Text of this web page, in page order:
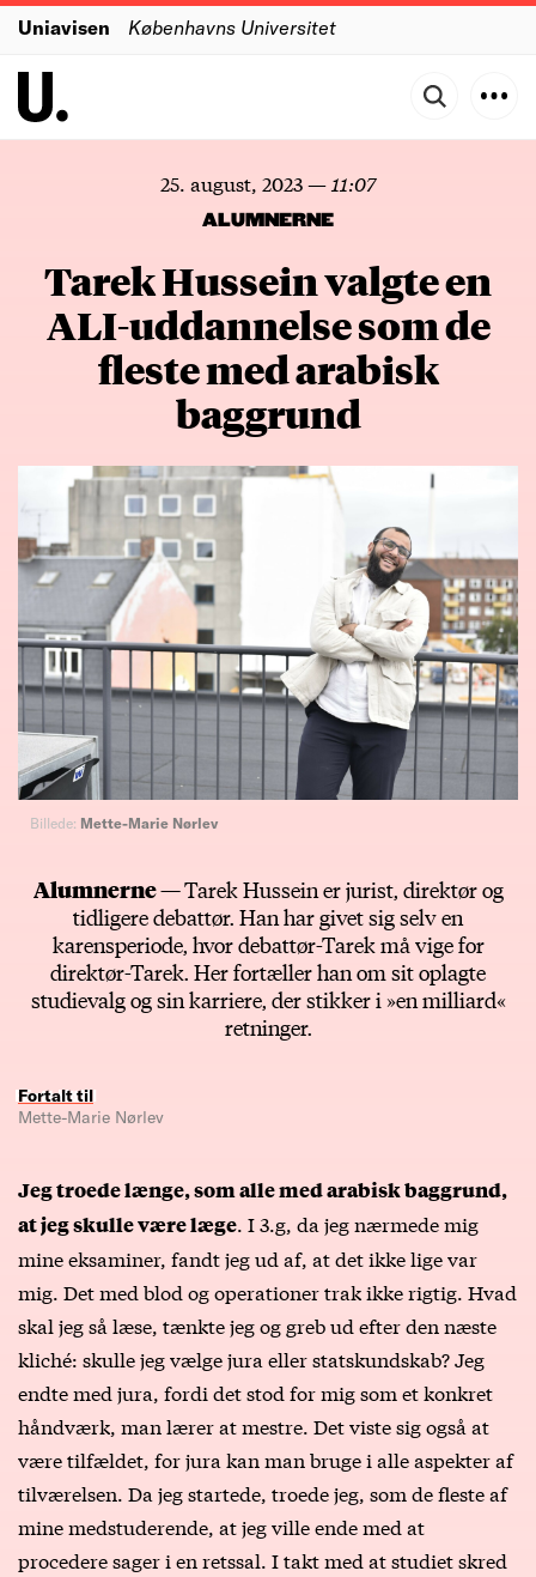
Uniavisen Københavns Universitet
25. august, 2023— 11:07
ALUMNERNE
Tarek Hussein valgte en
ALI-uddannelse som de
fleste med arabisk
baggrund
Billede: Mette-Marie Nørlev
Alumnerne —Tarek Hussein er jurist, direktør og
tidligere debattør. Han har givet sig selv en
karensperiode, hvor debattør-Tarek må vige for
direktør-Tarek. Her fortæller han om sit oplagte
studievalg og sin karriere, der stikker i »en milliard«
retninger.
Fortalt til
Mette-Marie Nørlev
Jeg troede længe, som alle med arabisk baggrund,
at jeg skulle være læge. I 3.g, da jeg nærmede mig
mine eksaminer, fandt jeg ud af, at det ikke lige var
mig. Det med blod og operationer trak ikke rigtig. Hvad
skal jeg så læse, tænkte jeg og greb ud efter den næste
kliché: skulle jeg vælge jura eller statskundskab? Jeg
endte med jura, fordi det stod for mig som et konkret
håndværk, man lærer at mestre. Det viste sig også at
være tilfældet, for jura kan man bruge i alle aspekter af
tilværelsen. Da jeg startede, troede jeg, som de fleste af
mine medstuderende, at jeg ville ende med at
procedere sager i en retssal. I takt med at studiet skred